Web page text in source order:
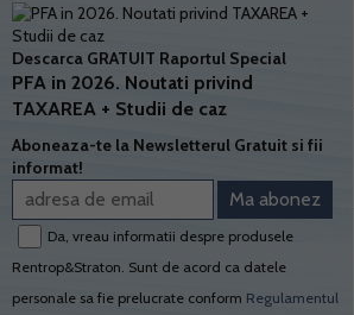
Descarca GRATUIT Raportul Special
PFA in 2026. Noutati privind
TAXAREA + Studii de caz
Aboneaza-te la Newsletterul Gratuit si fii
informat!
Da, vreau informatii despre produsele
Rentrop&Straton. Sunt de acord ca datele
personale sa fie prelucrate conform Regulamentul